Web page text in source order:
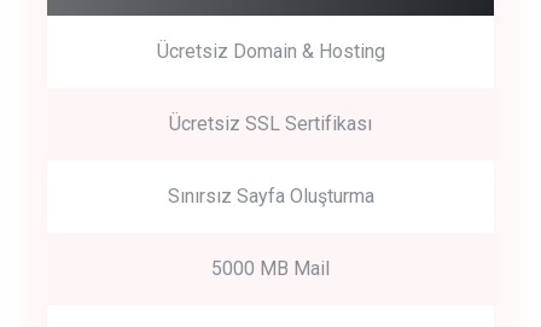
Get Started
Start by trying our service for 30 days free trial no credit card
Ücretsiz Domain & Hosting
Ücretsiz SSL Sertifikası
Sınırsız Sayfa Oluşturma
5000 MB Mail